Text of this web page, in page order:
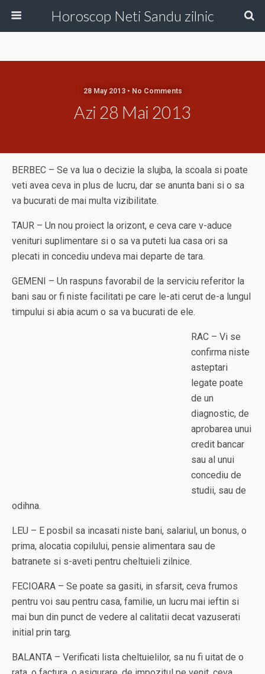
Horoscop Neti Sandu zilnic
28 May 2013 • No Comments
Azi 28 Mai 2013
BERBEC – Se va lua o decizie la slujba, la scoala si poate
veti avea ceva in plus de lucru, dar se anunta bani si o sa
va bucurati de mai multa vizibilitate.
TAUR – Un nou proiect la orizont, e ceva care v-aduce
venituri suplimentare si o sa va puteti lua casa ori sa
plecati in concediu undeva mai departe de tara.
GEMENI – Un raspuns favorabil de la serviciu referitor la
bani sau or fi niste facilitati pe care le-ati cerut de-a lungul
timpului si abia acum o sa va bucurati de ele.
RAC – Vi se
confirma niste
asteptari
legate poate
de un
diagnostic, de
aprobarea unui
credit bancar
sau al unui
concediu de
studii, sau de
odihna.
LEU – E posbil sa incasati niste bani, salariul, un bonus, o
prima, alocatia copilului, pensie alimentara sau de
batranete si s-aveti pentru cheltuieli zilnice.
FECIOARA – Se poate sa gasiti, in sfarsit, ceva frumos
pentru voi sau pentru casa, familie, un lucru mai ieftin si
mai bun din punct de vedere al calitatii decat vazuserati
initial prin targ.
BALANTA – Verificati lista cheltuielilor, sa nu fi uitat de o